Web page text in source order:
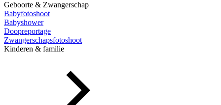
Geboorte & Zwangerschap
Babyfotoshoot
Babyshower
Doopreportage
Zwangerschapsfotoshoot
Kinderen & familie